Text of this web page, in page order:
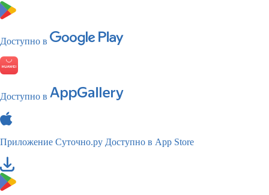
Доступно в
Доступно в
Приложение Суточно.ру Доступно в App Store